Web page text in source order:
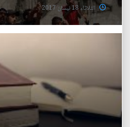
الثلاثاء 18 نيسان 2017